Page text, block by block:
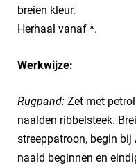
breien kleur.
Herhaal vanaf *.
Werkwijze:
Rugpand: Zet met
naalden ribbelsteek.
streeppatroon, begin
naald beginnen en